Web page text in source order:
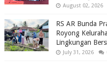
August 02, 2026
RS AR Bunda
Royong
Lingkungan
July 31, 2026